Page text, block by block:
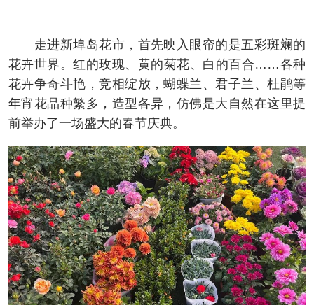
走进新埠岛花市，首先映入眼帘的是五彩斑斓的
花卉世界。红的玫瑰、黄的菊花、白的百合……各种
花卉争奇斗艳，竞相绽放，蝴蝶兰、君子兰、杜鹃等
年宵花品种繁多，造型各异，仿佛是大自然在这里提
前举办了一场盛大的春节庆典。